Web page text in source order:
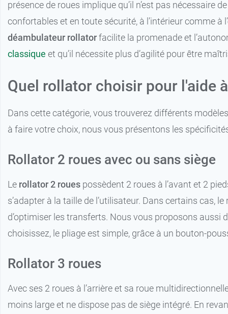
présence de roues implique qu’il n’est pas nécessaire
confortables et en toute sécurité, à l’intérieur comme à
déambulateur rollatorfacilite la promenade et
classique et qu’il nécessite plus d’agilité pour être
Quel rollator choisir pour l'aide
Dans cette catégorie, vous trouverez différents
à faire votre choix, nous vous présentons les
Rollator 2 roues avec ou sans siège
Le rollator 2 roues possèdent 2 roues à l’avant et 2
s’adapter à la taille de l’utilisateur. Dans certains cas,
d’optimiser les transferts. Nous vous proposons aussi
choisissez, le pliage est simple, grâce à un bouton-
Rollator 3 roues
Avec ses 2 roues à l’arrière et sa roue
moins large et ne dispose pas de siège intégré. En